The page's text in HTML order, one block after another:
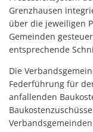
Grenzhausen
über die jeweiligen
Gemeinden
entsprechende
Die
Federführung für
anfallenden